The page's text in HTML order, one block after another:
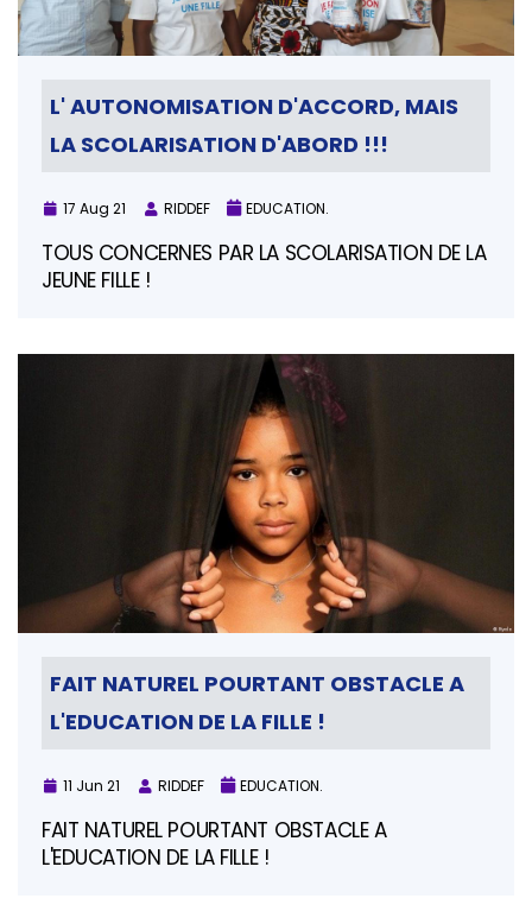
L' AUTONOMISATION D'ACCORD, MAIS
LA SCOLARISATION D'ABORD !!!
17 Aug 21 RIDDEF EDUCATION.
TOUS CONCERNES PAR LA SCOLARISATION DE LA
JEUNE FILLE !
FAIT NATUREL POURTANT OBSTACLE A
L'EDUCATION DE LA FILLE !
11 Jun 21 RIDDEF EDUCATION.
FAIT NATUREL POURTANT OBSTACLE A
L'EDUCATION DE LA FILLE !